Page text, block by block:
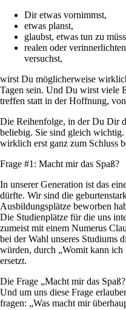
Dir etwas vornimmst,
etwas planst,
glaubst, etwas tun zu
realen oder
versuchst,
wirst Du möglicherweise
Tagen sein. Und Du wirst viele
treffen statt in der Hoffnung,
Die Reihenfolge, in der Du Dir
beliebig. Sie sind gleich
wirklich erst ganz zum Schluss
Frage #1: Macht mir das Spaß?
In unserer Generation ist das
dürfte. Wir sind die
Ausbildungsplätze beworben
Die Studienplätze für die uns
zumeist mit einem Numerus
bei der Wahl unseres Studiums
würden, durch „Womit kann
ersetzt.
Die Frage „Macht mir das
Und um uns diese Frage
fragen: „Was macht mir